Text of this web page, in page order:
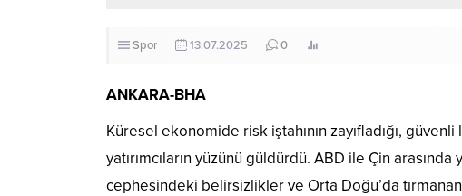
Spor 13.07.2025 0
ANKARA-BHA
Küresel ekonomide risk iştahının zayıfladığı,
yatırımcıların yüzünü güldürdü. ABD ile Çin
cephesindeki belirsizlikler ve Orta Doğu’da tırmanan